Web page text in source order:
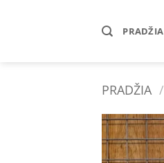
PRADŽIA
PRADŽIA /